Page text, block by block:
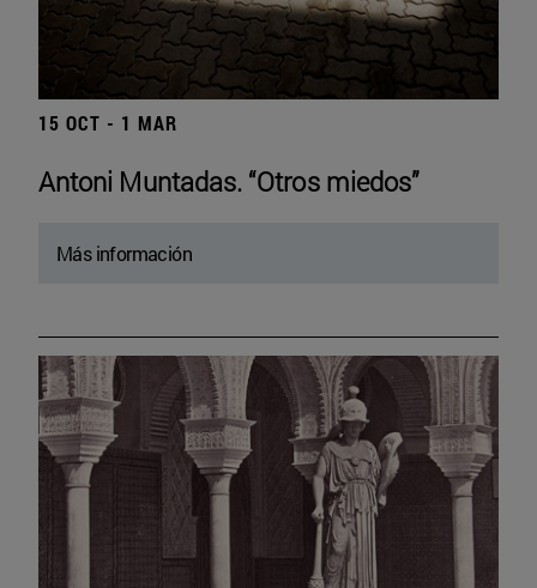
15 OCT - 1 MAR
Antoni Muntadas. “Otros miedos”
Más información